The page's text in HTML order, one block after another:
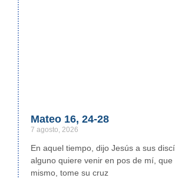
Mateo 16, 24-28
7 agosto, 2026
En aquel tiempo, dijo Jesús a sus
alguno quiere venir en pos de mí,
mismo, tome su cruz